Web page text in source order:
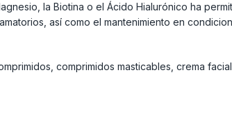
la Biotina o el Ácido Hialurónico ha
así como el mantenimiento en
comprimidos masticables, crema